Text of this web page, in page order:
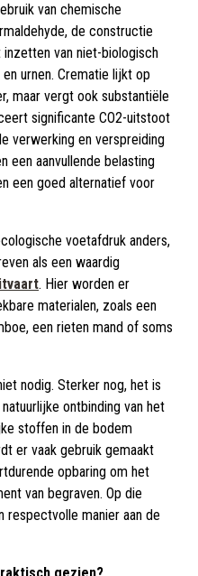
van chemische
de constructie
van niet-biologisch
urnen. Crematie lijkt op
maar vergt ook substantiële
significante CO2-uitstoot
verwerking en verspreiding
een aanvullende belasting
een goed alternatief voor
voetafdruk anders,
als een waardig
. Hier worden er
materialen, zoals een
een rieten mand of soms
nodig. Sterker nog, het is
ontbinding van het
stoffen in de bodem
er vaak gebruik gemaakt
opbaring om het
van begraven. Op die
respectvolle manier aan de